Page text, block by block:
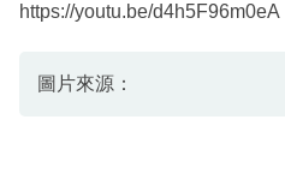
https://youtu.be/d4h5F96m0eA
圖片來源：